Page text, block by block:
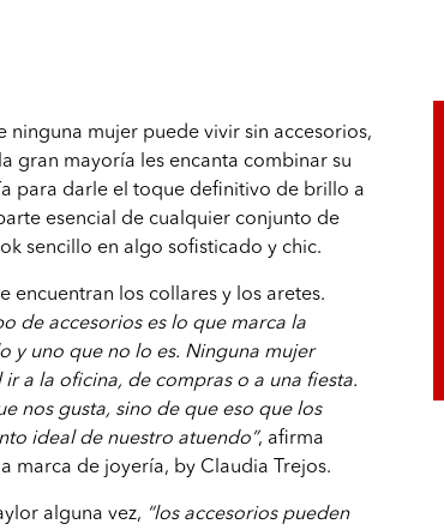
ninguna mujer puede vivir sin accesorios,
gran mayoría les encanta combinar su
para darle el toque definitivo de brillo a
esencial de cualquier conjunto de
sencillo en algo sofisticado y chic.
encuentran los collares y los aretes.
de accesorios es lo que marca la
y uno que no lo es. Ninguna mujer
a la oficina, de compras o a una fiesta.
nos gusta, sino de que eso que los
ideal de nuestro atuendo”, afirma
marca de joyería, by Claudia Trejos.
alguna vez, “los accesorios pueden